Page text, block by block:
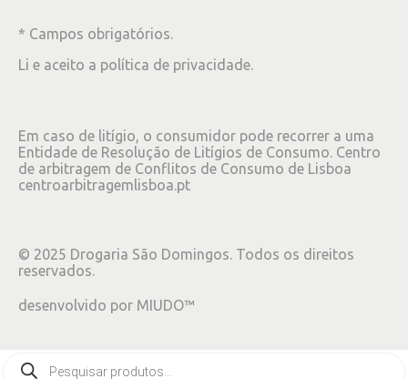
* Campos obrigatórios.
Li e aceito a política de privacidade.
Em caso de litígio, o consumidor pode recorrer a uma
Entidade de Resolução de Litígios de Consumo. Centro
de arbitragem de Conflitos de Consumo de Lisboa
centroarbitragemlisboa.pt
© 2025 Drogaria São Domingos. Todos os direitos
reservados.
desenvolvido por MIUDO™